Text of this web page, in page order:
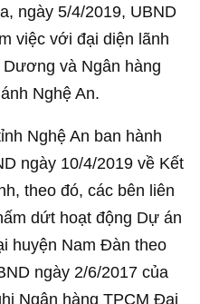
ngày 5/4/2019, UBND
việc với đại diện lãnh
và Ngân hàng
Nghệ An.
Nghệ An ban hành
ngày 10/4/2019 về Kết
theo đó, các bên liên
dứt hoạt động Dự án
huyện Nam Đàn theo
ngày 2/6/2017 của
Ngân hàng TPCM Đại